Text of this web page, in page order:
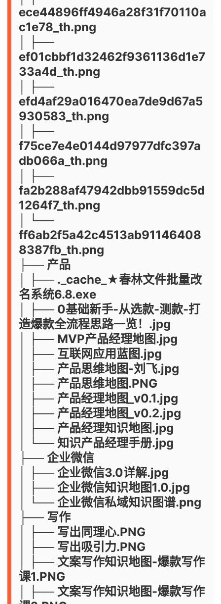
ece44896ff4946a28f31f70110a
c1e78_th.png
│ ├──
ef01cbbf1d32462f9361136d1e7
33a4d_th.png
│ ├──
efd4af29a016470ea7de9d67a5
930583_th.png
│ ├──
f75ce7e4e0144d97977dfc397a
db066a_th.png
│ ├──
fa2b288af47942dbb91559dc5d
1264f7_th.png
│ └──
ff6ab2f5a42c4513ab91146408
8387fb_th.png
├── 产品
│ ├── ._cache_★春林文件批量改
名系统6.8.exe
│ ├── 0基础新手-从选款-测款-打
造爆款全流程思路一览！.jpg
│ ├── MVP产品经理地图.jpg
│ ├── 互联网应用蓝图.jpg
│ ├── 产品思维地图-刘飞.jpg
│ ├── 产品思维地图.PNG
│ ├── 产品经理地图_v0.1.jpg
│ ├── 产品经理地图_v0.2.jpg
│ ├── 产品经理知识地图.jpg
│ └── 知识产品经理手册.jpg
├── 企业微信
│ ├── 企业微信3.0详解.jpg
│ ├── 企业微信知识地图1.0.jpg
│ └── 企业微信私域知识图谱.png
├── 写作
│ ├── 写出同理心.PNG
│ ├── 写出吸引力.PNG
│ ├── 文案写作知识地图-爆款写作
课1.PNG
│ ├── 文案写作知识地图-爆款写作